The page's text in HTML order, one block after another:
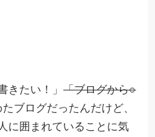
きたい！」「ブログから○
ブログだったんだけど、
に囲まれていることに気